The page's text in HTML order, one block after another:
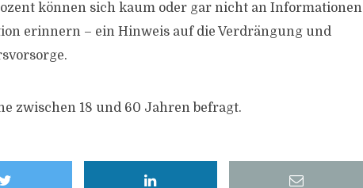
können sich kaum oder gar nicht an Informationen
erinnern – ein Hinweis auf die Verdrängung und
zwischen 18 und 60 Jahren befragt.